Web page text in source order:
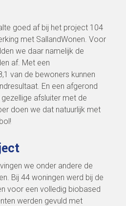
goed af bij het project 104
met SallandWonen. Voor
we daar namelijk de
af. Met een
van de bewoners kunnen
En een afgerond
afsluiter met de
doen we dat natuurlijk met
we onder andere de
Bij 44 woningen werd bij de
voor een volledig biobased
werden gevuld met